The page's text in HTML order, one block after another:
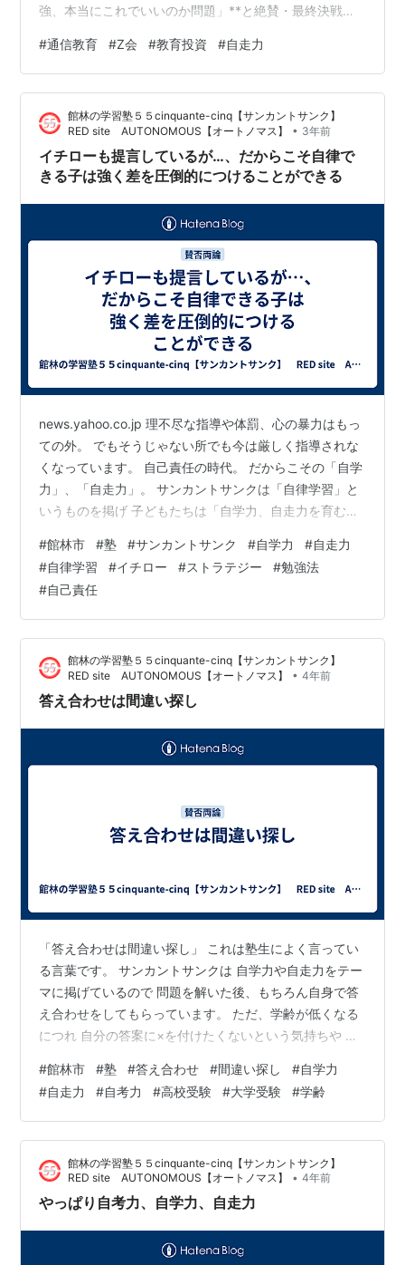
強、本当にこれでいいのか問題」**と絶賛・最終決戦中
っぱり塾は合わないかも」「通信教育、どれがいい
の？」と ザワザワしている方も多いのではないでしょう
か。 2. 【失敗談】スタサプと塾、わが家が「損切り」し
た理由 わが家も、スタサプ → 塾 → 迷走を経て、今は
「Z会の通信教育」に落ち着いています。 スタサプ: コス
パは最強。でも「…
#通信教育 #Z会 #教育投資 #自走力
館林の学習塾５５cinquante-cinq【サンカントサンク】
RED site AUTONOMOUS【オートノマス】
• 3年前
イチローも提言しているが…、だからこそ自律で
きる子は強く差を圧倒的につけることができる
news.yahoo.co.jp 理不尽な指導や体罰、心の暴力はもっ
ての外。 でもそうじゃない所でも今は厳しく指導されな
くなっています。 自己責任の時代。 だからこその「自学
力」、「自走力」。 サンカントサンクは「自律学習」と
いうものを掲げ 子どもたちは「自学力、自走力を育む」
トラテジー）」 をコンセプトに日々運営しています。
lin.ee studylab55.wixsite.com
#館林市 #塾 #サンカントサンク #自学力 #自走力
#自律学習 #イチロー #ストラテジー #勉強法
#自己責任
館林の学習塾５５cinquante-cinq【サンカントサンク】
RED site AUTONOMOUS【オートノマス】
• 4年前
答え合わせは間違い探し
「答え合わせは間違い探し」 これは塾生によく言ってい
る言葉です。 サンカントサンクは 自学力や自走力をテー
マに掲げているので 問題を解いた後、もちろん自身で答
え合わせをしてもらっています。 ただ、学齢が低くなる
につれ 自分の答案に×を付けたくないという気持ちや そ
たことから 間違っている答案に平気で〇を付けてしまう
ケースがよく見られます。 正解しててほしいという気持
ちは十二分に分かるのですが そっちの願望が強い状態で
答え合わせをすると どうしてもそういったことが起こり
がちになってしまいます。 そこでサンカントサンクでは
「答え合わせは間違い探し…
#館林市 #塾 #答え合わせ #間違い探し #自学力
#自走力 #自考力 #高校受験 #大学受験 #学齢
館林の学習塾５５cinquante-cinq【サンカントサンク】
RED site AUTONOMOUS【オートノマス】
• 4年前
やっぱり自考力、自学力、自走力